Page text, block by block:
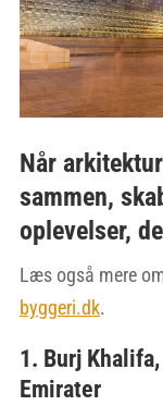
Når
sammen,
oplevelser,
Læs også mere
byggeri.dk.
1. Burj
Emirater